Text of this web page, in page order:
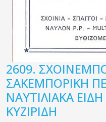
2609.
ΣΑΚΕΜΠΟΡΙΚΗ
ΝΑΥΤΙΛΙΑΚΑ
ΚΥΖΙΡΙΔΗ